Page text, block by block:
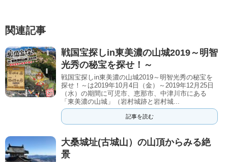
関連記事
戦国宝探しin東美濃の山城2019～明智
光秀の秘宝を探せ！～
戦国宝探しin東美濃の山城2019～明智光秀の秘宝を
探せ！～は2019年10月4日（金）～2019年12月25日
（水）の期間に可児市、恵那市、中津川市にある
「東美濃の山城」（岩村城跡と岩村城...
記事を読む
大桑城址(古城山）の山頂からみる絶
景